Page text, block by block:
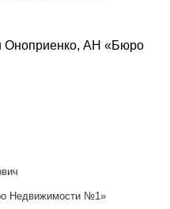
Оноприенко, АН «Бюро
Недвижимости №1»